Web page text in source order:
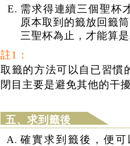
需求得連續三個聖杯
原本取到的籤放回籤
三聖杯為止，才能算
註1：
取籤的方法可以自已習慣
閉目主要是避免其他的干
五、求到籤後
確實求到籤後，便